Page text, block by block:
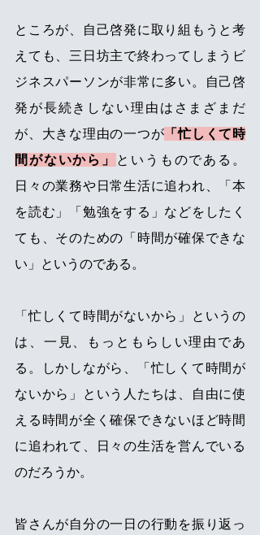
ところが、自己啓発に取り組もうと考
えても、三日坊主で終わってしまうビ
ジネスパーソンが非常に多い。自己啓
発が長続きしない理由はさまざまだ
が、大きな理由の一つが 「忙しくて時
間がないから」
というものである。
日々の業務や日常生活に追われ、「本
を読む」「勉強をする」などをしたく
ても、そのための「時間が確保できな
い」というのである。
「忙しくて時間がないから」というの
は、一見、もっともらしい理由であ
る。しかしながら、「忙しくて時間が
ないから」という人たちは、自由に使
える時間が全く確保できないほど時間
に追われて、日々の生活を営んでいる
のだろうか。
皆さんが自分の一日の行動を振り返っ